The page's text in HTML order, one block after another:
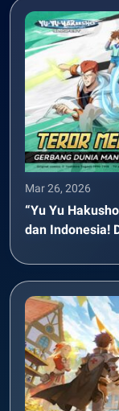
Mar 26, 2026
“Yu Yu
dan Indonesia!